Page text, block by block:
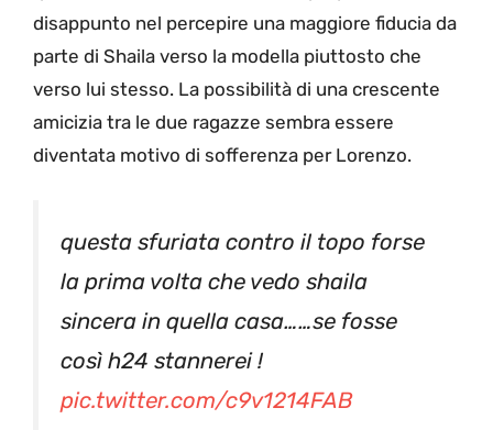
disappunto nel percepire una maggiore fiducia da
parte di Shaila verso la modella piuttosto che
verso lui stesso. La possibilità di una crescente
amicizia tra le due ragazze sembra essere
diventata motivo di sofferenza per Lorenzo.
questa sfuriata contro il topo forse
la prima volta che vedo shaila
sincera in quella casa……se fosse
così h24 stannerei !
pic.twitter.com/c9v1214FAB